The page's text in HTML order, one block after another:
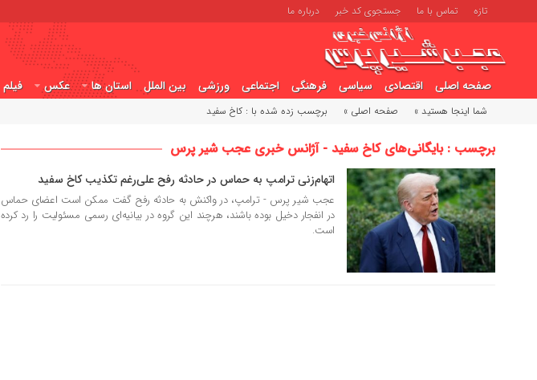
تازه تماس با ما جستجوی کد خبر درباره ما
صفحه اصلی اقتصادی سیاسی فرهنگی اجتماعی ورزشی بین الملل استان ها عکس فیلم
شما اینجا هستید » صفحه اصلی » برچسب زده شده با : کاخ سفید
برچسب : بایگانی‌های کاخ سفید - آژانس خبری عجب شیر پرس
28 مهر 1404 اتهام‌زنی ترامپ به حماس در حادثه رفح علی‌رغم تکذیب کاخ سفید
عجب شیر پرس - ترامپ، در واکنش به حادثه رفح گفت ممکن است اعضای حماس
در انفجار دخیل بوده باشند، هرچند این گروه در بیانیه‌ای رسمی مسئولیت را رد کرده
است.